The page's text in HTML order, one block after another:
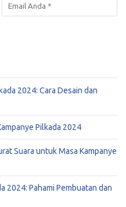
2024: Cara Desain dan
Pilkada 2024
Suara untuk Masa Kampanye
2024: Pahami Pembuatan dan